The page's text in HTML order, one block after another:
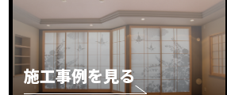
施工事例を見る